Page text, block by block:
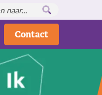
Contact